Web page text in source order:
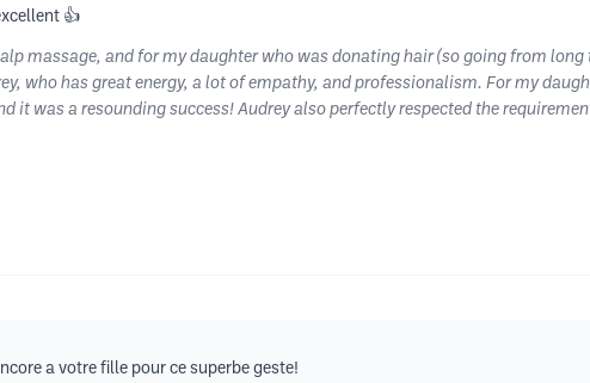
👍
massage, and for my daughter who was donating hair (so going from
who has great energy, a lot of empathy, and professionalism. For my
it was a resounding success! Audrey also perfectly respected the
a votre fille pour ce superbe geste!